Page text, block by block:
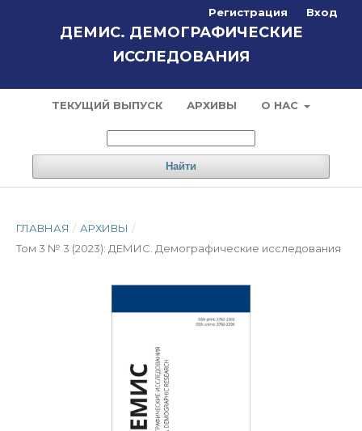
ДЕМИС. ДЕМОГРАФИЧЕСКИЕ
ИССЛЕДОВАНИЯ
ТЕКУЩИЙ ВЫПУСК АРХИВЫ О НАС
Найти
Регистрация Вход
ГЛАВНАЯ / АРХИВЫ /
Том 3 № 3 (2023): ДЕМИС. Демографические исследования